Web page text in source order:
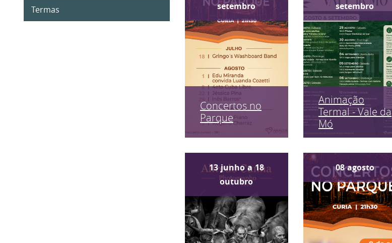
Termas
setembro
Concertos no
Parque
setembro
Animação
Termal - Vale da
Mó
13 junho a 18
outubro
08 agosto